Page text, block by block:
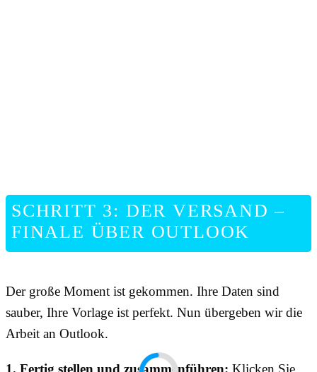
SCHRITT 3: DER VERSAND –
FINALE ÜBER OUTLOOK
Der große Moment ist gekommen. Ihre Daten sind
sauber, Ihre Vorlage ist perfekt. Nun übergeben wir die
Arbeit an Outlook.